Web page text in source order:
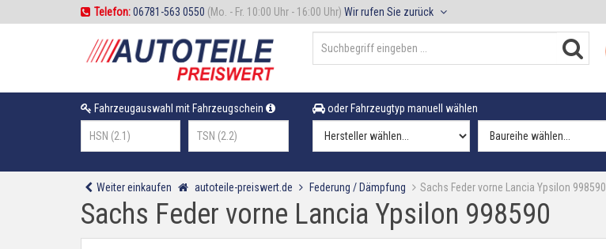
Telefon:06781-563 0550 (Mo. - Fr. 10:00 Uhr - 16:00 Uhr) Wir rufen Sie zurück
Fahrzeugauswahl mit Fahrzeugschein oder Fahrzeugtyp manuell wählen
Weiter einkaufen autoteile-preiswert.de Federung / Dämpfung Sachs Feder vorne Lancia Ypsilon 998590
Sachs Feder vorne Lancia Ypsilon 998590